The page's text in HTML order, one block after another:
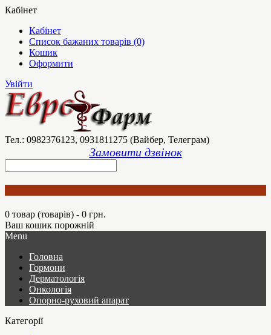
Кабінет
Кабінет
Список бажаних товарів (0)
Кошик
Оформити
Увійти
Тел.: 0982376123, 0931811275 (Вайбер, Телеграм)
Замовити дзвінок
0 товар (товарів) - 0 грн.
Ваш кошик порожній
Menu
Головна
Гормони
Дерматологія
Онкологія
Опорно-руховий апарат
Категорії